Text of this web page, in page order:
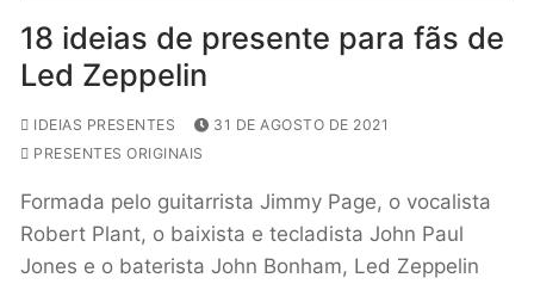
18 ideias de presente para fãs de
Led Zeppelin
IDEIAS PRESENTES
31 DE AGOSTO DE 2021
PRESENTES ORIGINAIS
Formada pelo guitarrista Jimmy Page, o vocalista
Robert Plant, o baixista e tecladista John Paul
Jones e o baterista John Bonham, Led Zeppelin